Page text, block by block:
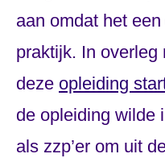
aan omdat het
praktijk. In
deze opleiding
de opleiding wilde
als zzp’er om uit